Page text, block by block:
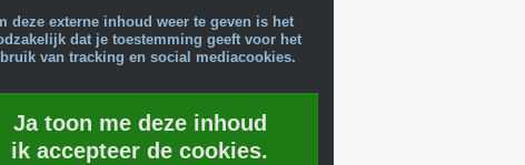
deze externe inhoud weer te geven is het
dat je toestemming geeft voor het
van tracking en social mediacookies.
Ja toon me deze inhoud
ik accepteer de cookies.